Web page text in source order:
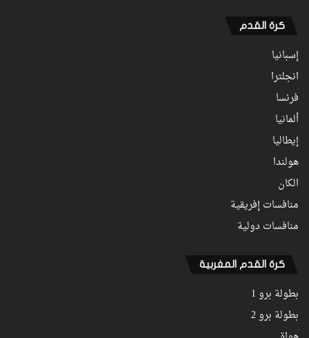
كرة القدم
إسبانيا
انجلترا
فرنسا
ألمانيا
إيطاليا
هولندا
الكان
منافسات إفريقية
منافسات دولية
كرة القدم المغربية
بطولة برو 1
بطولة برو 2